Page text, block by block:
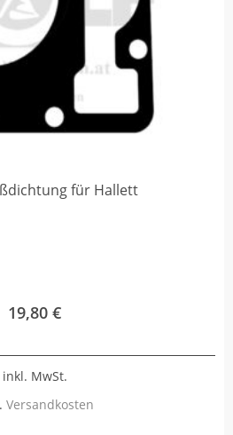
für Hallett
19,80 €
inkl. MwSt.
Versandkosten